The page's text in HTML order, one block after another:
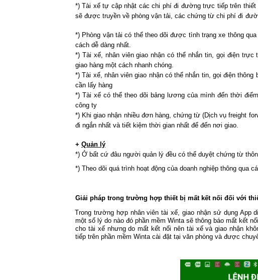
*) Tài xế tự cập nhật các chi phí đi đường trực tiếp trên
sẽ được truyền về phòng vận tải, các chứng từ chi phí đi
*) Phòng vận tải có thể theo dõi được tình trạng xe thông
cách dễ dàng nhất.
*) Tài xế, nhân viên giao nhận có thể nhắn tin, gọi điện
giao hàng một cách nhanh chóng.
*) Tài xế, nhân viên giao nhận có thể nhắn tin, gọi điện
cần lấy hàng
*) Tài xế có thể theo dõi bảng lương của mình đến thời
công ty
*) Khi giao nhận nhiều đơn hàng, chứng từ (Dịch vụ freight
đi ngắn nhất và tiết kiệm thời gian nhất để đến nơi giao.
+ Quản lý
*) Ở bất cứ đâu người quản lý đều có thể duyệt chứng từ
*) Theo dõi quá trình hoạt động của doanh nghiệp thông qua
Giải pháp trong trường hợp thiết bị mất kết nối đối với
Trong trường hợp nhân viên tài xế, giao nhận sử dụng App
một số lý do nào đó phần mềm Winta sẽ thông báo mất kết
cho tài xế nhưng do mất kết nối nên tài xế và giao nhận
tiếp trên phần mềm Winta cài đặt tại văn phòng và được